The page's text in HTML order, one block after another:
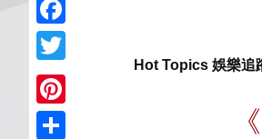
Facebook
Twitter
Pinterest
Hot Topics 娛樂追